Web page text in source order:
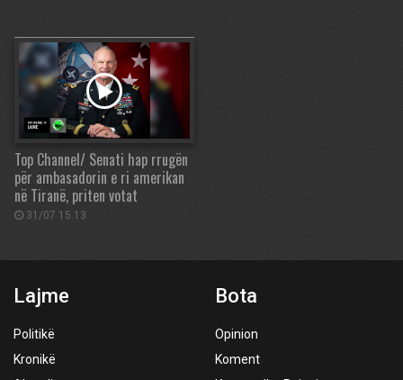
Top Channel/ Senati hap rrugën
për ambasadorin e ri amerikan
në Tiranë, priten votat
31/07 15:13
Lajme
Politikë
Kronikë
Bota
Opinion
Koment